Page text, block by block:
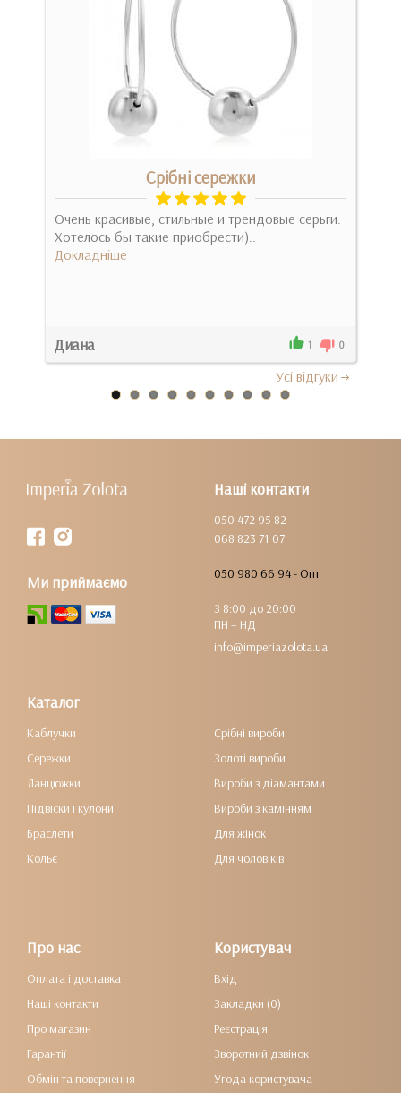
Срібні сережки
Очень красивые, стильные и трендовые серьги.
Хотелось бы такие приобрести)..
Докладніше
Диана 1 0
Усi вiдгуки
Наші контакти
050 472 95 82
068 823 71 07
050 980 66 94 - Опт
З 8:00 до 20:00
ПН – НД
info@imperiazolota.ua
Ми приймаємо
Каталог
Каблучки
Сережки
Ланцюжки
Підвіски і кулони
Браслети
Кольє
Срібні вироби
Золоті вироби
Вироби з діамантами
Вироби з камінням
Для жінок
Для чоловіків
Про нас
Оплата і доставка
Наші контакти
Про магазин
Гарантії
Обмін та повернення
Користувач
Вхід
Закладки (0)
Реєстрація
Зворотний дзвінок
Угода користувача